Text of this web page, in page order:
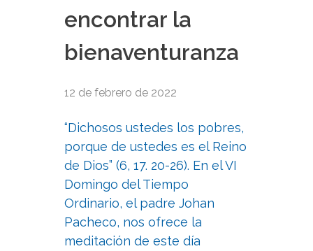
encontrar la
bienaventuranza
12 de febrero de 2022
“Dichosos ustedes los pobres,
porque de ustedes es el Reino
de Dios” (6, 17. 20-26). En el VI
Domingo del Tiempo
Ordinario, el padre Johan
Pacheco, nos ofrece la
meditación de este día